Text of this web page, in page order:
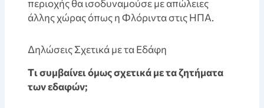
περιοχής θα ισοδυναμούσε με απώλειες
άλλης χώρας όπως η Φλόριντα στις ΗΠΑ.
Δηλώσεις Σχετικά με τα Εδάφη
Tι συμβαίνει όμως σχετικά με τα ζητήματα
των εδαφών;